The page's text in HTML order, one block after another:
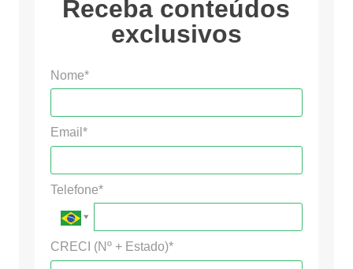
Receba conteúdos
exclusivos
Nome*
Email*
Telefone*
CRECI (Nº + Estado)*